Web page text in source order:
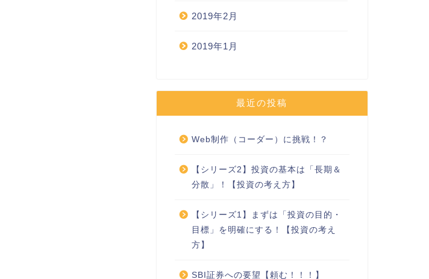
2019年2月
2019年1月
最近の投稿
Web制作（コーダー）に挑戦！？
【シリーズ2】投資の基本は「長期＆
分散」！【投資の考え方】
【シリーズ1】まずは「投資の目的・
目標」を明確にする！【投資の考え
方】
SBI証券への要望【頼む！！！】